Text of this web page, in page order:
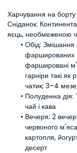
Харчування на борту
Сніданок:
яєць, необмеженою
Обід: Змішання
фаршированих
фаршировані
гарніри такі
чатик; 3–4
Полуденна дія:
чай і кава
Вечеря: 2
червоного
картопля,
десерт